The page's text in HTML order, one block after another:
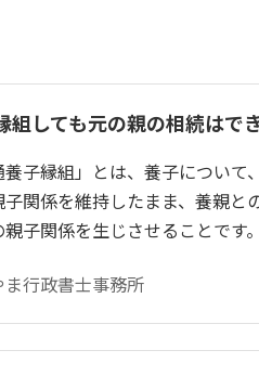
組しても元の親の相続はで
養子縁組」とは、養子について
子関係を維持したまま、養親と
子関係を生じさせることです。
ま行政書士事務所